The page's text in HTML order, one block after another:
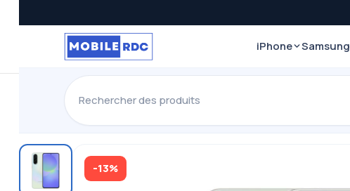
iPhone Samsung
-13%